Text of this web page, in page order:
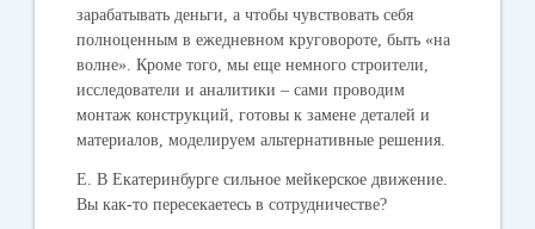
зарабатывать деньги, а чтобы чувствовать себя
полноценным в ежедневном круговороте, быть «на
волне». Кроме того, мы еще немного строители,
исследователи и аналитики – сами проводим
монтаж конструкций, готовы к замене деталей и
материалов, моделируем альтернативные решения.
Е. В Екатеринбурге сильное мейкерское движение.
Вы как-то пересекаетесь в сотрудничестве?